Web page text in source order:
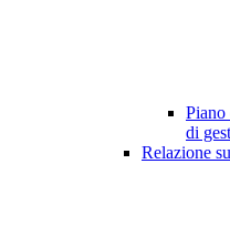
Piano
di
Relazione